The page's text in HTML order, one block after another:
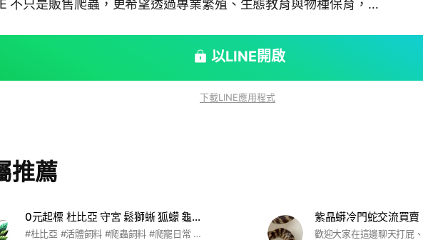
不只是販售爬蟲，更希望透過專業繁殖、生態教育與物種保育，
演化故事；每一隻動物，都值得被尊重與理解。 我們的理念 專
重視血統、健康與遺傳品質，培育體況優良的個體。 科學飼養 以
以LINE開啟
下載LINE應用程式
推薦
0元起標 杜比亞 守宮 鬆獅蜥 狐蠓 龜龜 爬寵周邊競標社群
#杜比亞 #活體飼料 #爬蟲飼料 #爬寵日常 #爬寵 #爬蟲 #爬蟲店 #爬蟲活餌 #爬蟲類好きの人と繋がりたい #爬蟲動物 #守宮 #豹紋守宮 #鬆獅蜥 #鬆獅蜥蜴 #角蛙 #兩棲 #藍舌蜥 #狐獴 #蜜袋鼯
紫晶蟒冷門蛇交流買賣
歡迎大家在這邊聊天打屁